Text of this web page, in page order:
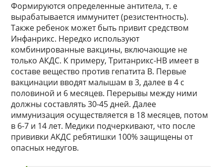
Формируются определенные антитела, т. е
вырабатывается иммунитет (резистентность).
Также ребенок может быть привит средством
Инфанрикс. Нередко используют
комбинированные вакцины, включающие не
только АКДС. К примеру, Тританрикс-НВ имеет в
составе вещество против гепатита B. Первые
вакцинации вводят малышам в 3, далее в 4 с
половиной и 6 месяцев. Перерывы между ними
должны составлять 30-45 дней. Далее
иммунизация осуществляется в 18 месяцев, потом
в 6-7 и 14 лет. Медики подчеркивают, что после
прививки АКДС ребятишки 100% защищены от
опасных недугов.